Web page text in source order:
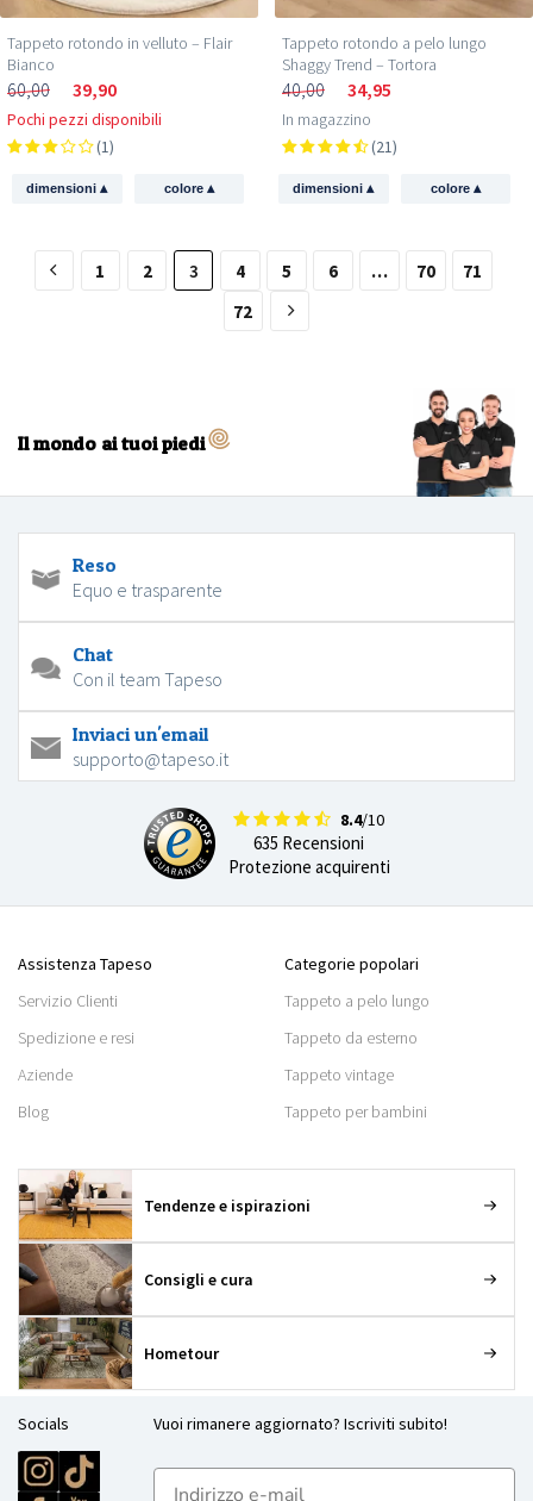
Tappeto rotondo in velluto – Flair
Bianco
60,00 39,90
Pochi pezzi disponibili
(1)
dimensioni▴ colore ▴
Tappeto rotondo a pelo lungo
Shaggy Trend – Tortora
40,00 34,95
In magazzino
(21)
dimensioni▴ colore ▴
1 2 3 4 5 6 … 70
71
72
Il mondo ai tuoi piedi
Reso
Equo e trasparente
Chat
Con il team Tapeso
Inviaci un'email
supporto@tapeso.it
8.4/10
635 Recensioni
Protezione acquirenti
Assistenza Tapeso
Servizio Clienti
Spedizione e resi
Aziende
Blog
Categorie popolari
Tappeto a pelo lungo
Tappeto da esterno
Tappeto vintage
Tappeto per bambini
Tendenze e ispirazioni
Consigli e cura
Hometour
Socials Vuoi rimanere aggiornato? Iscriviti subito!
E-mailadres